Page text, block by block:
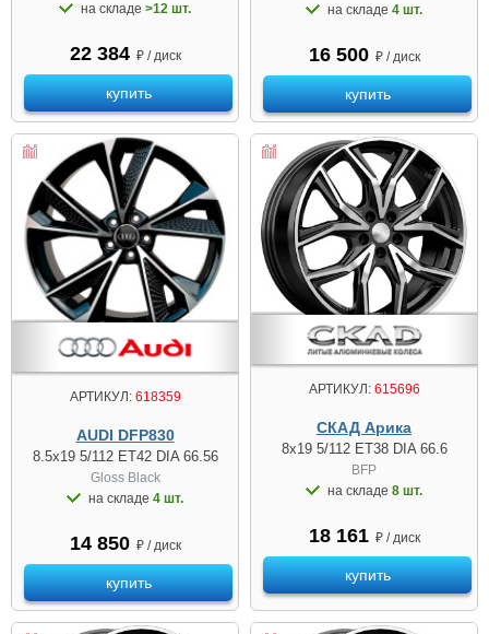
на складе >12 шт.
22 384 ₽ / диск
купить
на складе 4 шт.
16 500 ₽ / диск
купить
АРТИКУЛ:618359
AUDI DFP830
8.5x19 5/112 ET42 DIA 66.56
Gloss Black
на складе 4 шт.
14 850 ₽ / диск
купить
АРТИКУЛ:615696
СКАД Арика
8x19 5/112 ET38 DIA 66.6
BFP
на складе 8 шт.
18 161 ₽ / диск
купить